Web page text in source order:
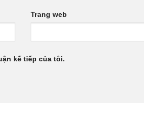
Trang web
kế tiếp của tôi.